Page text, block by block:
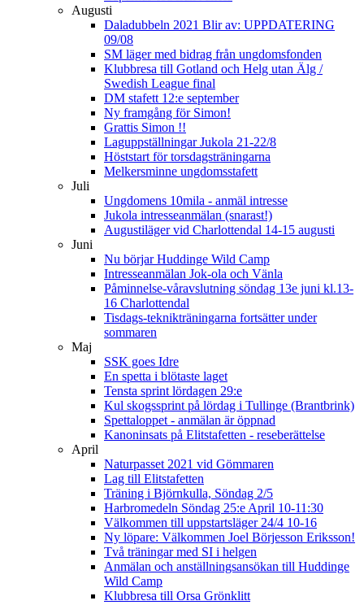
Augusti
Daladubbeln 2021 Blir av: UPPDATERING
09/08
SM läger med bidrag från ungdomsfonden
Klubbresa till Gotland och Helg utan Älg /
Swedish League final
DM stafett 12:e september
Ny framgång för Simon!
Grattis Simon !!
Laguppställningar Jukola 21-22/8
Höststart för torsdagsträningarna
Melkersminne ungdomsstafett
Juli
Ungdomens 10mila - anmäl intresse
Jukola intresseanmälan (snarast!)
Augustiläger vid Charlottendal 14-15 augusti
Juni
Nu börjar Huddinge Wild Camp
Intresseanmälan Jok-ola och Vänla
Påminnelse-våravslutning söndag 13e juni kl.13-
16 Charlottendal
Tisdags-teknikträningarna fortsätter under
sommaren
Maj
SSK goes Idre
En spetta i blötaste laget
Tensta sprint lördagen 29:e
Kul skogssprint på lördag i Tullinge (Brantbrink)
Spettaloppet - anmälan är öppnad
Kanoninsats på Elitstafetten - reseberättelse
April
Naturpasset 2021 vid Gömmaren
Lag till Elitstafetten
Träning i Björnkulla, Söndag 2/5
Harbromedeln Söndag 25:e April 10-11:30
Välkommen till uppstartsläger 24/4 10-16
Ny löpare: Välkommen Joel Börjesson Eriksson!
Två träningar med SI i helgen
Anmälan och anställningsansökan till Huddinge
Wild Camp
Klubbresa till Orsa Grönklitt